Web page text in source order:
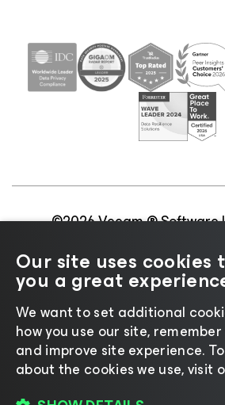
©2026 Veeam ® Software
Secteur juridique|Politique
Ressources pour les
Changer de
Our site uses cookies
you a great
We want to set additional
how you use our site,
and improve site experience.
about the cookies we use, visit